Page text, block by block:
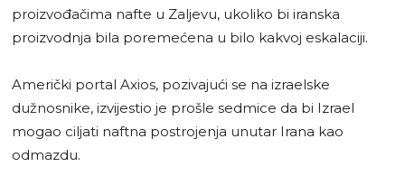
proizvođačima nafte u Zaljevu, ukoliko bi iranska
proizvodnja bila poremećena u bilo kakvoj eskalaciji.
Američki portal Axios, pozivajući se na izraelske
dužnosnike, izvijestio je prošle sedmice da bi Izrael
mogao ciljati naftna postrojenja unutar Irana kao
odmazdu.